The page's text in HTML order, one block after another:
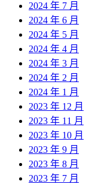
2024 年 7 月
2024 年 6 月
2024 年 5 月
2024 年 4 月
2024 年 3 月
2024 年 2 月
2024 年 1 月
2023 年 12 月
2023 年 11 月
2023 年 10 月
2023 年 9 月
2023 年 8 月
2023 年 7 月